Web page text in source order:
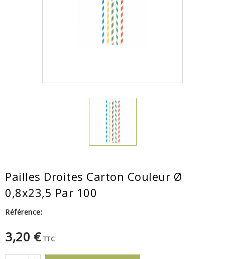
Pailles Droites Carton Couleur Ø
0,8x23,5 Par 100
Référence:
3,20 € TTC